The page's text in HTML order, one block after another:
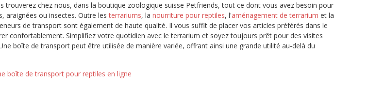
trouverez chez nous, dans la boutique zoologique suisse Petfriends, tout ce dont vous avez besoin pour
araignées ou insectes. Outre lesterrariums, la nourriture pour reptiles, l'aménagement de terrarium et la
de transport sont également de haute qualité. Il vous suffit de placer vos articles préférés dans le
confortablement. Simplifiez votre quotidien avec le terrarium et soyez toujours prêt pour des visites
boîte de transport peut être utilisée de manière variée, offrant ainsi une grande utilité au-delà du
boîte de transport pour reptiles en ligne